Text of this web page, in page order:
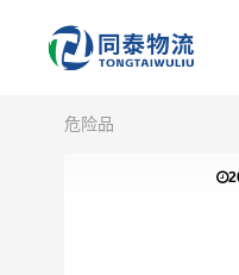
危险品